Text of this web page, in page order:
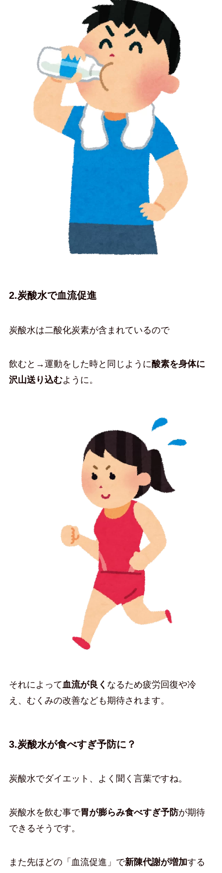
2.炭酸水で血流促進
炭酸水は二酸化炭素が含まれているので
飲むと→運動をした時と同じように酸素を身体に
沢山送り込むように。
それによって 血流が良く なるため疲労回復や冷
え、むくみの改善なども期待されます。
3.炭酸水が食べすぎ予防に？
炭酸水でダイエット、よく聞く言葉ですね。
炭酸水を飲む事で胃が膨らみ食べすぎ予防が期待
できるそうです。
また先ほどの「血流促進」で新陳代謝が増加する